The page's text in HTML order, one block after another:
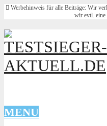
Werbehinweis für alle Beiträge: Wir
wir evtl. eine
MENU